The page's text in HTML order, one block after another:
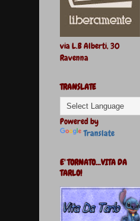
via L.B Alberti, 30
Ravenna
TRANSLATE
Powered by
Translate
E' TORNATO...VITA DA
TARLO!